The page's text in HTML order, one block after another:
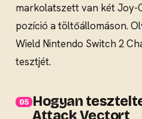
markolatszett van két Joy-
pozíció a töltőállomáson.
Wield Nintendo Switch 2
tesztjét.
Hogyan
Attack Vectort